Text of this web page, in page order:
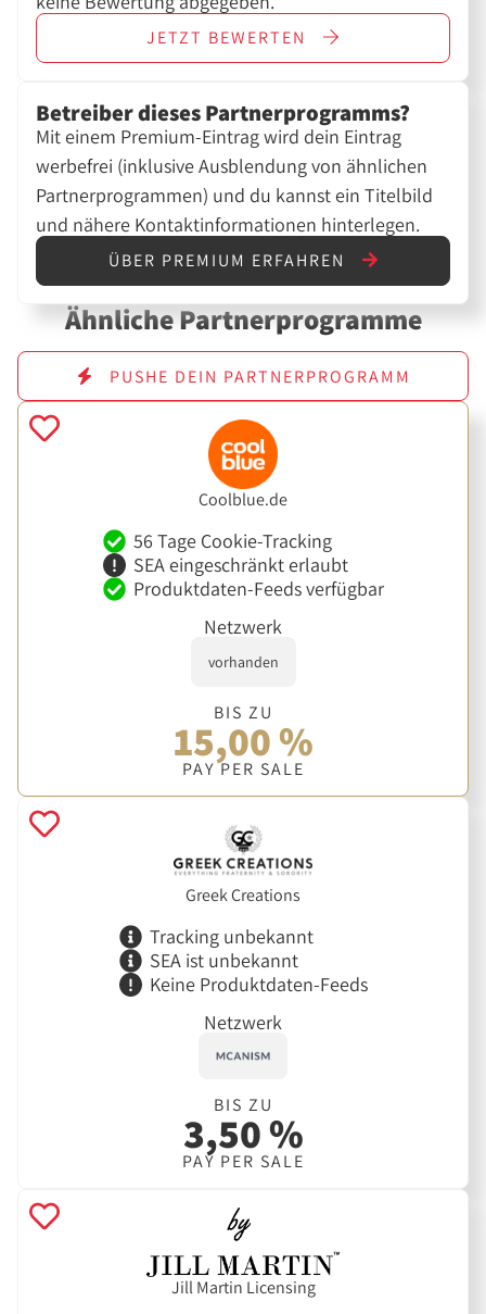
JETZT BEWERTEN
Betreiber dieses Partnerprogramms?
Mit einem Premium-Eintrag wird dein Eintrag
werbefrei (inklusive Ausblendung von ähnlichen
Partnerprogrammen) und du kannst ein Titelbild
und nähere Kontaktinformationen hinterlegen.
ÜBER PREMIUM ERFAHREN
Ähnliche Partnerprogramme
PUSHE DEIN PARTNERPROGRAMM
Coolblue.de
56 Tage Cookie-Tracking
SEA eingeschränkt erlaubt
Produktdaten-Feeds verfügbar
Netzwerk
vorhanden
BIS ZU
15,00 %
PAY PER SALE
Greek Creations
Tracking unbekannt
SEA ist unbekannt
Keine Produktdaten-Feeds
Netzwerk
BIS ZU
3,50 %
PAY PER SALE
Jill Martin Licensing